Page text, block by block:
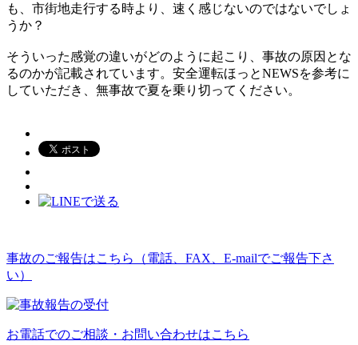
も、市街地走行する時より、速く感じないのではないでしょ
うか？
そういった感覚の違いがどのように起こり、事故の原因とな
るのかが記載されています。安全運転ほっとNEWSを参考に
していただき、無事故で夏を乗り切ってください。
事故のご報告はこちら（電話、FAX、E-mailでご報告下さ
い）
お電話でのご相談・お問い合わせはこちら